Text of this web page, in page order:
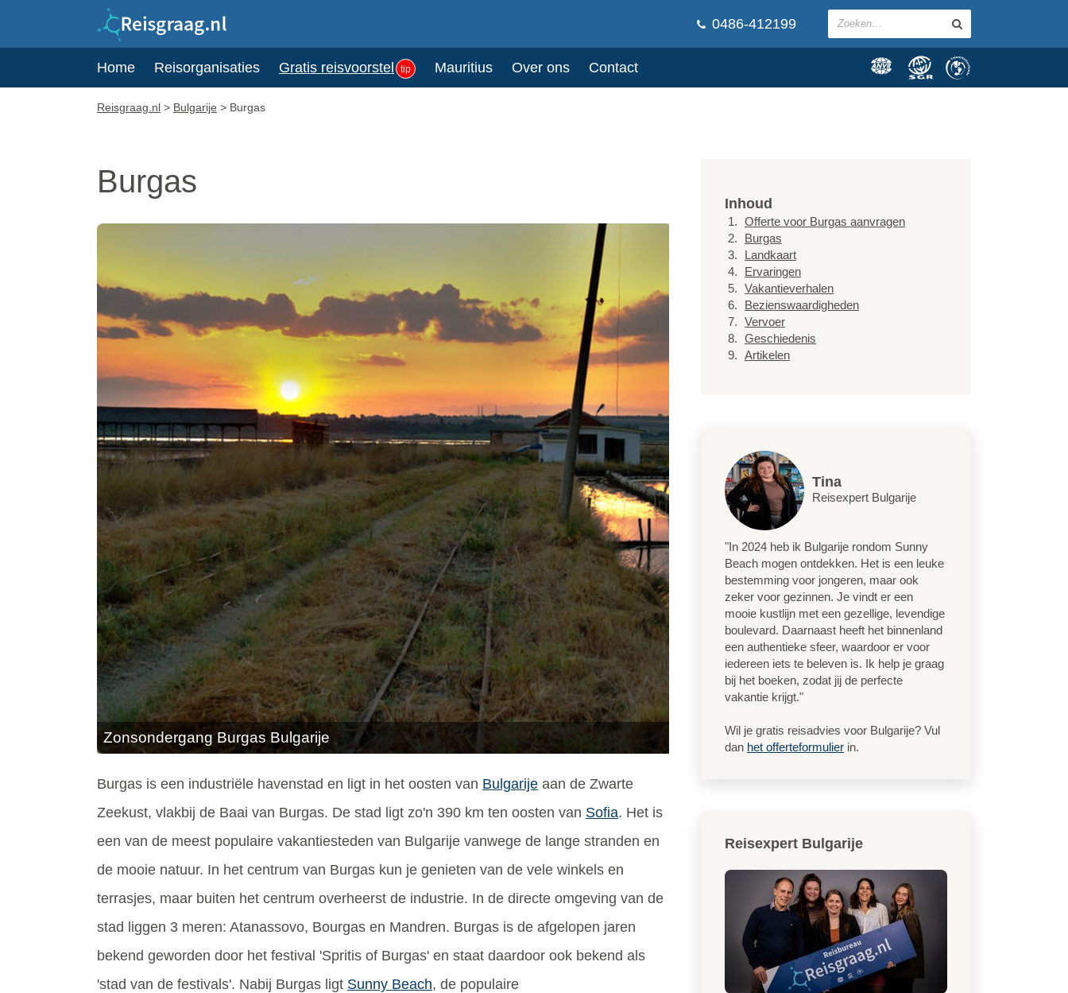
0486-412199
Home Reisorganisaties Gratis reisvoorstel tip Mauritius Over ons Contact
Reisgraag.nl > Bulgarije > Burgas
Burgas
Zonsondergang Burgas Bulgarije
Burgas is een industriële havenstad en ligt in het oosten van Bulgarije aan de Zwarte
Zeekust, vlakbij de Baai van Burgas. De stad ligt zo'n 390 km ten oosten van Sofia. Het is
een van de meest populaire vakantiesteden van Bulgarije vanwege de lange stranden en
de mooie natuur. In het centrum van Burgas kun je genieten van de vele winkels en
terrasjes, maar buiten het centrum overheerst de industrie. In de directe omgeving van de
stad liggen 3 meren: Atanassovo, Bourgas en Mandren. Burgas is de afgelopen jaren
bekend geworden door het festival 'Spritis of Burgas' en staat daardoor ook bekend als
'stad van de festivals'. Nabij Burgas ligt Sunny Beach, de populaire
Inhoud
Offerte voor Burgas aanvragen
Burgas
Landkaart
Ervaringen
Vakantieverhalen
Bezienswaardigheden
Vervoer
Geschiedenis
Artikelen
Tina
Reisexpert Bulgarije
"In 2024 heb ik Bulgarije rondom Sunny
Beach mogen ontdekken. Het is een leuke
bestemming voor jongeren, maar ook
zeker voor gezinnen. Je vindt er een
mooie kustlijn met een gezellige, levendige
boulevard. Daarnaast heeft het binnenland
een authentieke sfeer, waardoor er voor
iedereen iets te beleven is. Ik help je graag
bij het boeken, zodat jij de perfecte
vakantie krijgt."
Wil je gratis reisadvies voor Bulgarije? Vul
dan het offerteformulier in.
Reisexpert Bulgarije